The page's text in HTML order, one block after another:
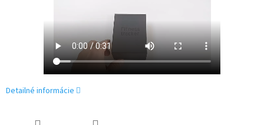
Detailné informácie